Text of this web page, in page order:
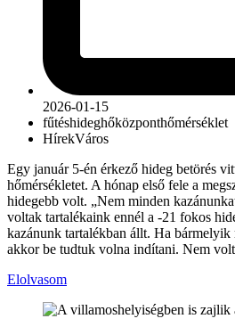
2026-01-15
fűtéshideghőközponthőmérséklet
HírekVáros
Egy január 5-én érkező hideg betörés
hőmérsékletet. A hónap első fele a
hidegebb volt. „Nem minden
voltak tartalékaink ennél a -21 fokos
kazánunk tartalékban állt. Ha bármelyik
akkor be tudtuk volna indítani. Nem
Elolvasom